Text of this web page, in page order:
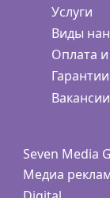
Услуги
Виды
Оплата и
Гарантии
Вакансии
Seven Media
Медиа